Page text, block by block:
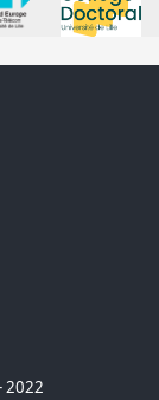
2022